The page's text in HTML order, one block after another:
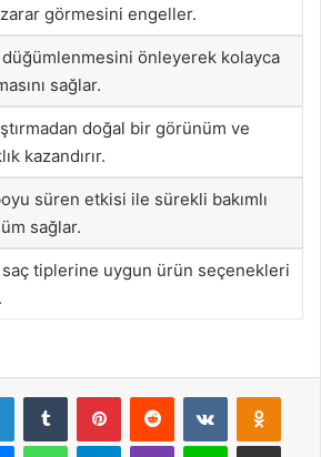
zarar görmesini engeller.
düğümlenmesini önleyerek kolayca
sağlar.
doğal bir görünüm ve
kazandırır.
süren etkisi ile sürekli bakımlı
sağlar.
saç tiplerine uygun ürün seçenekleri
LinkedInTumblr PinterestReddit VKontakte
MessengerWhatsAppTelegramViber Line E-Posta ile